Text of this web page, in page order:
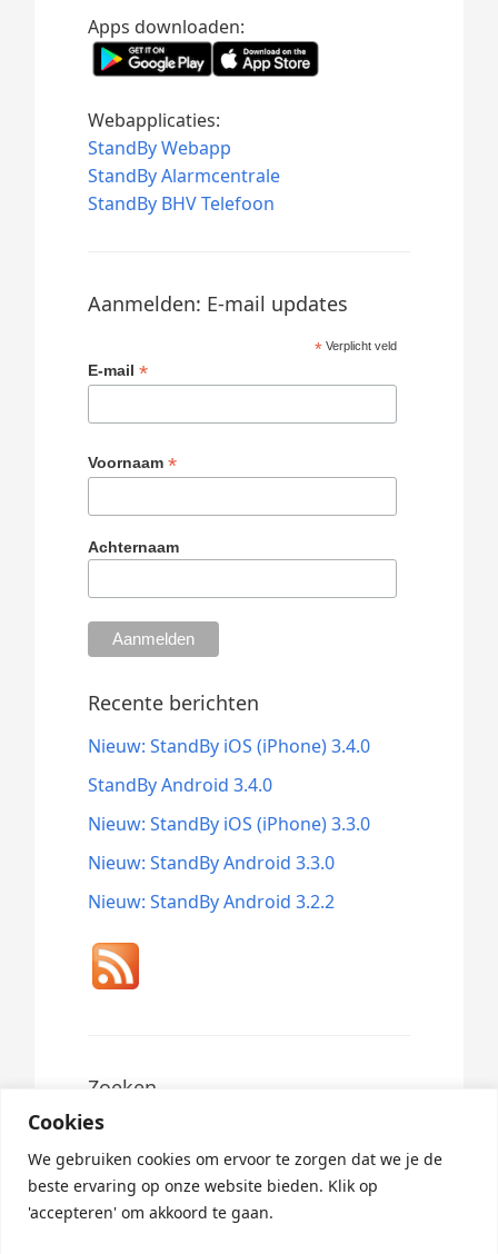
Cookies
We gebruiken cookies om ervoor te zorgen dat we je de
beste ervaring op onze website bieden. Klik op
'accepteren' om akkoord te gaan.
Apps downloaden:
Webapplicaties:
StandBy Webapp
StandBy Alarmcentrale
StandBy BHV Telefoon
Aanmelden: E-mail updates
* Verplicht veld
E-mail*
Voornaam*
Achternaam
Recente berichten
Nieuw: StandBy iOS (iPhone) 3.4.0
StandBy Android 3.4.0
Nieuw: StandBy iOS (iPhone) 3.3.0
Nieuw: StandBy Android 3.3.0
Nieuw: StandBy Android 3.2.2
Zoeken
Search
for: